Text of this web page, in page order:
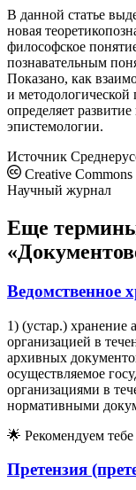
В данной статье
новая
философское
познавательным
Показано, как
и
определяет
эпистемологии.
Источник
Creative Commons
Научный журнал
Еще
Ведомственное
1) (устар.) хранение
организацией в
архивных
осуществляемое
организациями в
нормативными
🌟 Рекомендуем тебе
Претензия